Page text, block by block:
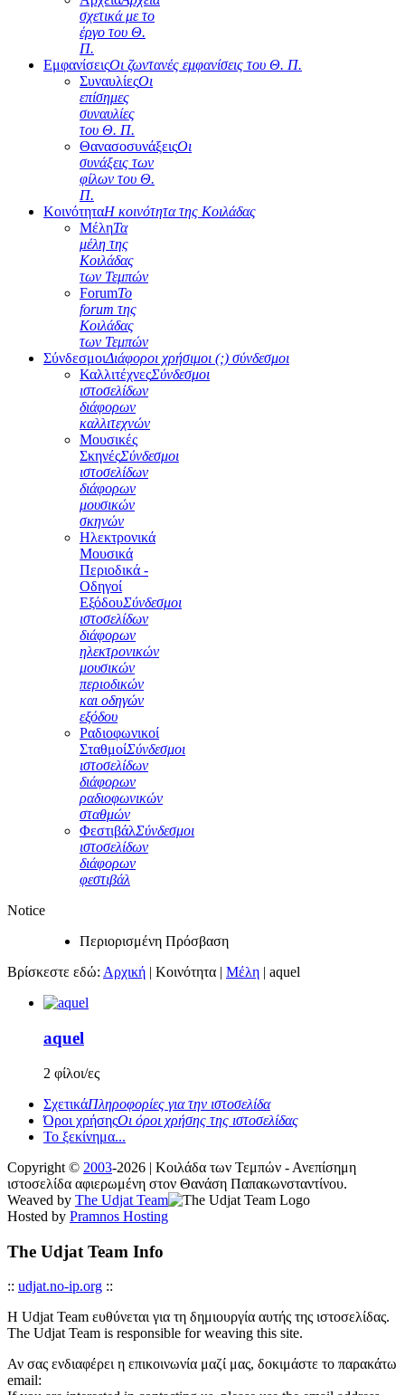
σχετικά με το
έργο του Θ.
Π.
ΕμφανίσειςΟι ζωντανές εμφανίσεις του Θ. Π.
ΣυναυλίεςΟι
επίσημες
συναυλίες
του Θ. Π.
ΘανασοσυνάξειςΟι
συνάξεις των
φίλων του Θ.
Π.
ΚοινότηταΗ κοινότητα της Κοιλάδας
ΜέληΤα
μέλη της
Κοιλάδας
των Τεμπών
ForumΤο
forum της
Κοιλάδας
των Τεμπών
ΣύνδεσμοιΔιάφοροι χρήσιμοι (;) σύνδεσμοι
ΚαλλιτέχνεςΣύνδεσμοι
ιστοσελίδων
διάφορων
καλλιτεχνών
Μουσικές
ΣκηνέςΣύνδεσμοι
ιστοσελίδων
διάφορων
μουσικών
σκηνών
Ηλεκτρονικά
Μουσικά
Περιοδικά -
Οδηγοί
ΕξόδουΣύνδεσμοι
ιστοσελίδων
διάφορων
ηλεκτρονικών
μουσικών
περιοδικών
και οδηγών
εξόδου
Ραδιοφωνικοί
ΣταθμοίΣύνδεσμοι
ιστοσελίδων
διάφορων
ραδιοφωνικών
σταθμών
ΦεστιβάλΣύνδεσμοι
ιστοσελίδων
διάφορων
φεστιβάλ
Notice
Περιορισμένη Πρόσβαση
Βρίσκεστε εδώ: Αρχική | Κοινότητα | Μέλη | aquel
aquel
2 φίλοι/ες
ΣχετικάΠληροφορίες για την ιστοσελίδα
Όροι χρήσηςΟι όροι χρήσης της ιστοσελίδας
Το ξεκίνημα...
Copyright © 2003-2026 | Κοιλάδα των Τεμπών - Ανεπίσημη
ιστοσελίδα αφιερωμένη στον Θανάση Παπακωνσταντίνου.
Weaved by The Udjat Team
Hosted by Pramnos Hosting
The Udjat Team Info
:: udjat.no-ip.org ::
Η Udjat Team ευθύνεται για τη δημιουργία αυτής της ιστοσελίδας.
The Udjat Team is responsible for weaving this site.
Αν σας ενδιαφέρει η επικοινωνία μαζί μας, δοκιμάστε το παρακάτω
email: